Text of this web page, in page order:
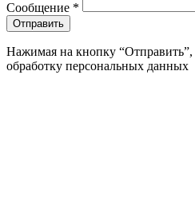
Сообщение *
Нажимая на кнопку “Отправить”,
обработку персональных данных